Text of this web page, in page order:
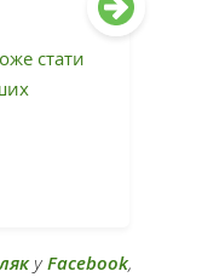
стати
уFacebook,